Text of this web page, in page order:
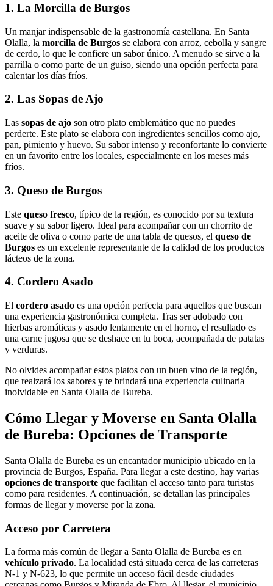
1. La Morcilla de Burgos
Un manjar indispensable de la gastronomía castellana. En Santa
Olalla, la morcilla de Burgos se elabora con arroz, cebolla y sangre
de cerdo, lo que le confiere un sabor único. A menudo se sirve a la
parrilla o como parte de un guiso, siendo una opción perfecta para
calentar los días fríos.
2. Las Sopas de Ajo
Las sopas de ajo son otro plato emblemático que no puedes
perderte. Este plato se elabora con ingredientes sencillos como ajo,
pan, pimiento y huevo. Su sabor intenso y reconfortante lo convierte
en un favorito entre los locales, especialmente en los meses más
fríos.
3. Queso de Burgos
Este queso fresco, típico de la región, es conocido por su textura
suave y su sabor ligero. Ideal para acompañar con un chorrito de
aceite de oliva o como parte de una tabla de quesos, el queso de
Burgos es un excelente representante de la calidad de los productos
lácteos de la zona.
4. Cordero Asado
El cordero asado es una opción perfecta para aquellos que buscan
una experiencia gastronómica completa. Tras ser adobado con
hierbas aromáticas y asado lentamente en el horno, el resultado es
una carne jugosa que se deshace en tu boca, acompañada de patatas
y verduras.
No olvides acompañar estos platos con un buen vino de la región,
que realzará los sabores y te brindará una experiencia culinaria
inolvidable en Santa Olalla de Bureba.
Cómo Llegar y Moverse en Santa Olalla
de Bureba: Opciones de Transporte
Santa Olalla de Bureba es un encantador municipio ubicado en la
provincia de Burgos, España. Para llegar a este destino, hay varias
opciones de transporte que facilitan el acceso tanto para turistas
como para residentes. A continuación, se detallan las principales
formas de llegar y moverse por la zona.
Acceso por Carretera
La forma más común de llegar a Santa Olalla de Bureba es en
vehículo privado. La localidad está situada cerca de las carreteras
N-1 y N-623, lo que permite un acceso fácil desde ciudades